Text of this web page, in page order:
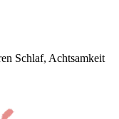
Schlaf, Achtsamkeit